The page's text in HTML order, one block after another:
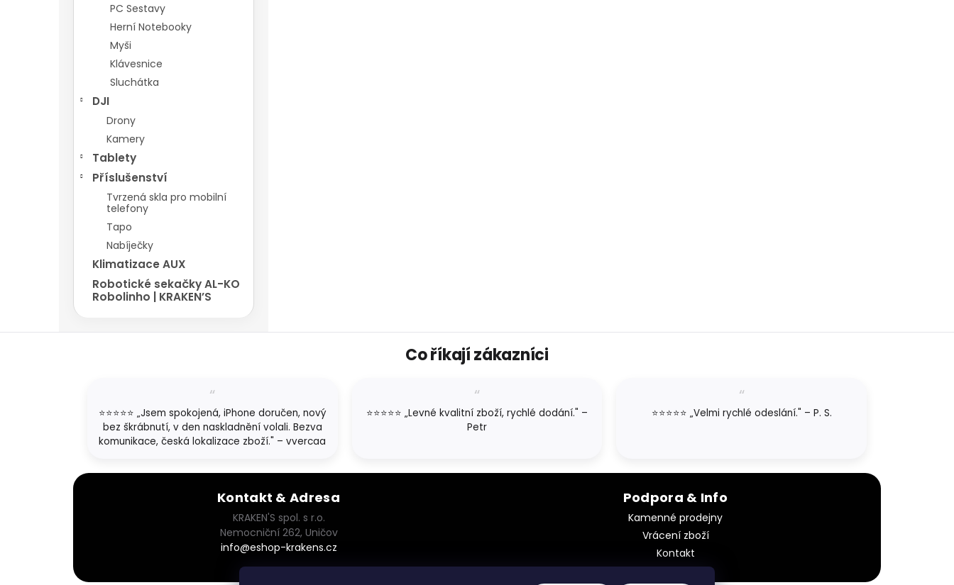
PC Sestavy
Herní Notebooky
Myši
Klávesnice
Sluchátka
DJI
Drony
Kamery
Tablety
Příslušenství
Tvrzená skla pro mobilní
telefony
Tapo
Nabíječky
Klimatizace AUX
Robotické sekačky AL-KO
Robolinho | KRAKEN’S
Co říkají zákazníci
⭐⭐⭐⭐⭐ „Jsem spokojená, iPhone doručen, nový
bez škrábnutí, v den naskladnění volali. Bezva
komunikace, česká lokalizace zboží." – vvercaa
⭐⭐⭐⭐⭐ „Levné kvalitní zboží, rychlé dodání." –
Petr
⭐⭐⭐⭐⭐ „Velmi rychlé odeslání." – P. S.
Kontakt & Adresa
KRAKEN'S spol. s r.o.
Nemocniční 262, Uničov
info@eshop-krakens.cz
Podpora & Info
Kamenné prodejny
Vrácení zboží
Kontakt